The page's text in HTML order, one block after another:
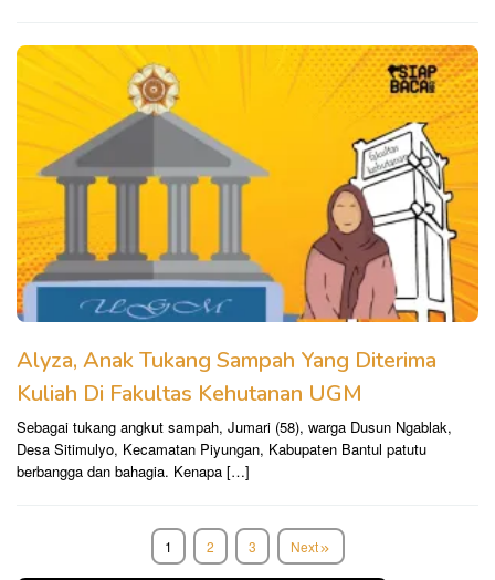
Alyza, Anak Tukang Sampah Yang Diterima
Kuliah Di Fakultas Kehutanan UGM
Sebagai tukang angkut sampah, Jumari (58), warga Dusun Ngablak,
Desa Sitimulyo, Kecamatan Piyungan, Kabupaten Bantul patutu
berbangga dan bahagia. Kenapa […]
1 2 3 Next